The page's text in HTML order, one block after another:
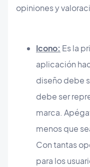
opiniones y
Icono: Es la
aplicación
diseño debe
debe ser
marca.
menos que
Con tantas
para los